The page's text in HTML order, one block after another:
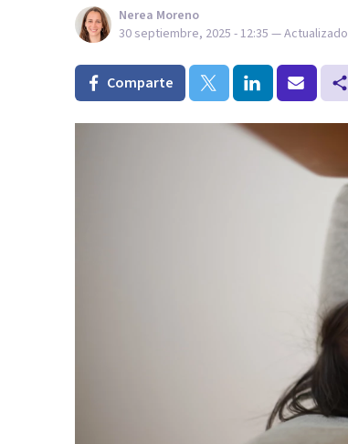
Nerea Moreno
30 septiembre, 2025 - 12:35 — Actualizado
Comparte